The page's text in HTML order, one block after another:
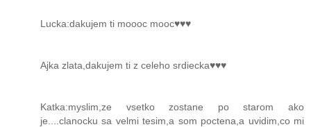
Lucka:dakujem ti moooc mooc♥♥♥
Ajka zlata,dakujem ti z celeho srdiecka♥♥♥
Katka:myslim,ze vsetko zostane po starom ako
je....clanocku sa velmi tesim,a som poctena,a uvidim,co mi